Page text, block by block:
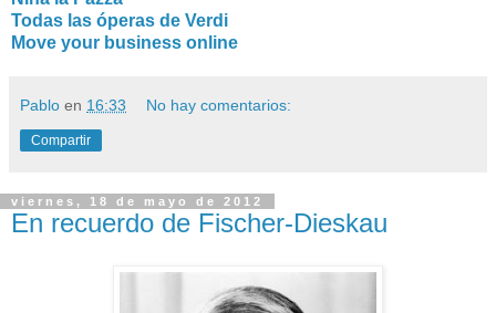
Todas las óperas de Verdi
Move your business online
Pablo en 16:33 No hay comentarios:
Compartir
viernes, 18 de mayo de 2012
En recuerdo de Fischer-Dieskau